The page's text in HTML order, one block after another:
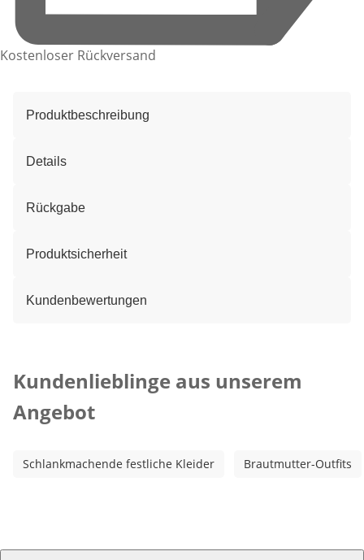
Kostenloser Rückversand
Produktbeschreibung
Details
Rückgabe
Produktsicherheit
Kundenbewertungen
Kundenlieblinge aus unserem
Angebot
Schlankmachende festliche Kleider Brautmutter-Outfits